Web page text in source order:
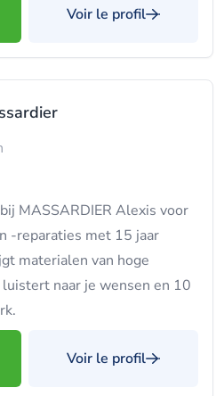
Voir le profil
MASSARDIER Alexis voor
-reparaties met 15 jaar
materialen van hoge
naar je wensen en 10
Voir le profil